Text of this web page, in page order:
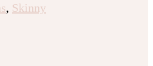
, Skinny